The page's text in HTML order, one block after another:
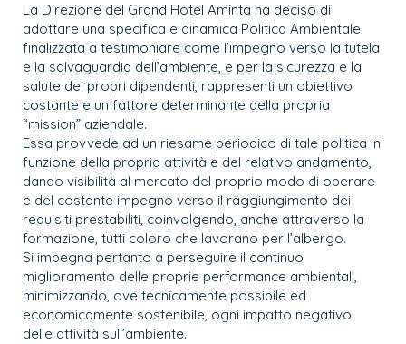
La Direzione del Grand Hotel Aminta ha deciso di
adottare una specifica e dinamica Politica Ambientale
finalizzata a testimoniare come l’impegno verso la tutela
e la salvaguardia dell’ambiente, e per la sicurezza e la
salute dei propri dipendenti, rappresenti un obiettivo
costante e un fattore determinante della propria
“mission” aziendale.
Essa provvede ad un riesame periodico di tale politica in
funzione della propria attività e del relativo andamento,
dando visibilità al mercato del proprio modo di operare
e del costante impegno verso il raggiungimento dei
requisiti prestabiliti, coinvolgendo, anche attraverso la
formazione, tutti coloro che lavorano per l’albergo.
Si impegna pertanto a perseguire il continuo
miglioramento delle proprie performance ambientali,
minimizzando, ove tecnicamente possibile ed
economicamente sostenibile, ogni impatto negativo
delle attività sull’ambiente.